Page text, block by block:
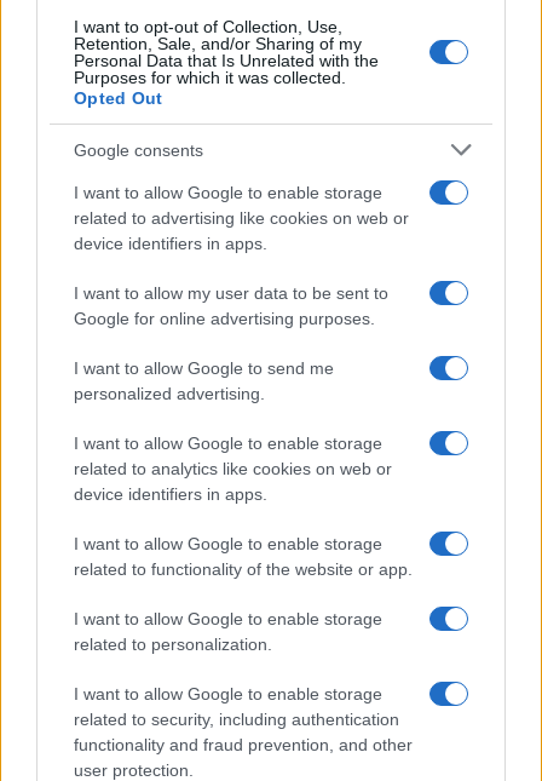
I want to opt-out of Collection, Use,
Retention, Sale, and/or Sharing of my
Personal Data that Is Unrelated with the
Purposes for which it was collected.
Opted Out
Google consents
I want to allow Google to enable storage
related to advertising like cookies on web or
device identifiers in apps.
I want to allow my user data to be sent to
Google for online advertising purposes.
I want to allow Google to send me
personalized advertising.
I want to allow Google to enable storage
related to analytics like cookies on web or
device identifiers in apps.
I want to allow Google to enable storage
related to functionality of the website or app.
I want to allow Google to enable storage
related to personalization.
I want to allow Google to enable storage
related to security, including authentication
functionality and fraud prevention, and other
user protection.
euros al mes por hijo.
En 2024, están en vigor numerosas bonificaciones y
concesiones que no requieren la presentación del ISEE,
por lo que son accesibles a una amplia audiencia de
ciudadanos. Cada incentivo tiene sus propios métodos de
solicitud y plazos específicos, por lo que es recomendable
obtener más información
AUTOR
Consejo editorial